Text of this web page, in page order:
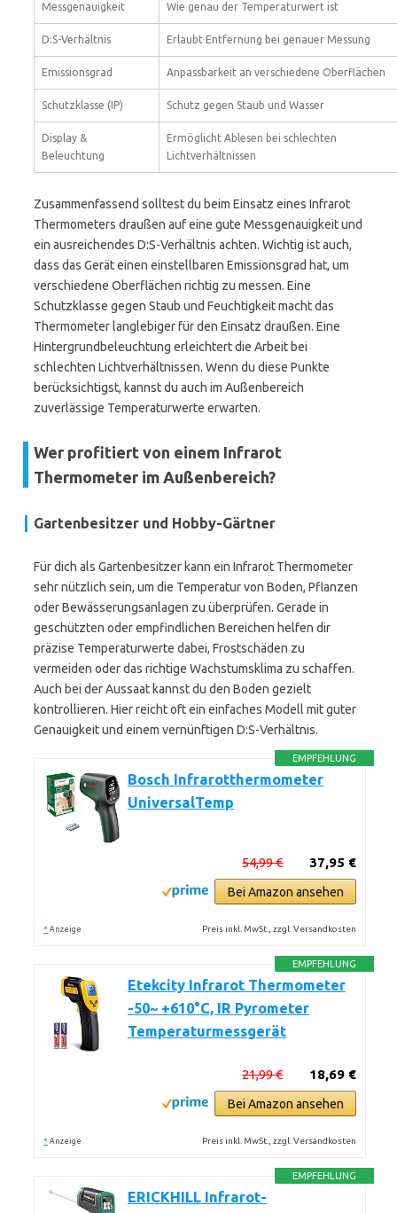
Messgenauigkeit Wie genau der Temperaturwert ist
D:S-Verhältnis Erlaubt Entfernung bei genauer Messung
Emissionsgrad Anpassbarkeit an verschiedene Oberflächen
Schutzklasse (IP) Schutz gegen Staub und Wasser
Display &
Beleuchtung
Ermöglicht Ablesen bei schlechten
Lichtverhältnissen
Zusammenfassend solltest du beim Einsatz eines Infrarot
Thermometers draußen auf eine gute Messgenauigkeit und
ein ausreichendes D:S-Verhältnis achten. Wichtig ist auch,
dass das Gerät einen einstellbaren Emissionsgrad hat, um
verschiedene Oberflächen richtig zu messen. Eine
Schutzklasse gegen Staub und Feuchtigkeit macht das
Thermometer langlebiger für den Einsatz draußen. Eine
Hintergrundbeleuchtung erleichtert die Arbeit bei
schlechten Lichtverhältnissen. Wenn du diese Punkte
berücksichtigst, kannst du auch im Außenbereich
zuverlässige Temperaturwerte erwarten.
Wer profitiert von einem Infrarot
Thermometer im Außenbereich?
Gartenbesitzer und Hobby-Gärtner
Für dich als Gartenbesitzer kann ein Infrarot Thermometer
sehr nützlich sein, um die Temperatur von Boden, Pflanzen
oder Bewässerungsanlagen zu überprüfen. Gerade in
geschützten oder empfindlichen Bereichen helfen dir
präzise Temperaturwerte dabei, Frostschäden zu
vermeiden oder das richtige Wachstumsklima zu schaffen.
Auch bei der Aussaat kannst du den Boden gezielt
kontrollieren. Hier reicht oft ein einfaches Modell mit guter
Genauigkeit und einem vernünftigen D:S-Verhältnis.
EMPFEHLUNG
Bosch Infrarotthermometer
UniversalTemp
37,95 €
54,99 €
Bei Amazon ansehen
* Anzeige Preis inkl. MwSt., zzgl. Versandkosten
EMPFEHLUNG
Etekcity Infrarot Thermometer
-50~ +610°C, IR Pyrometer
Temperaturmessgerät
18,69 €
21,99 €
Bei Amazon ansehen
* Anzeige Preis inkl. MwSt., zzgl. Versandkosten
EMPFEHLUNG
ERICKHILL Infrarot-